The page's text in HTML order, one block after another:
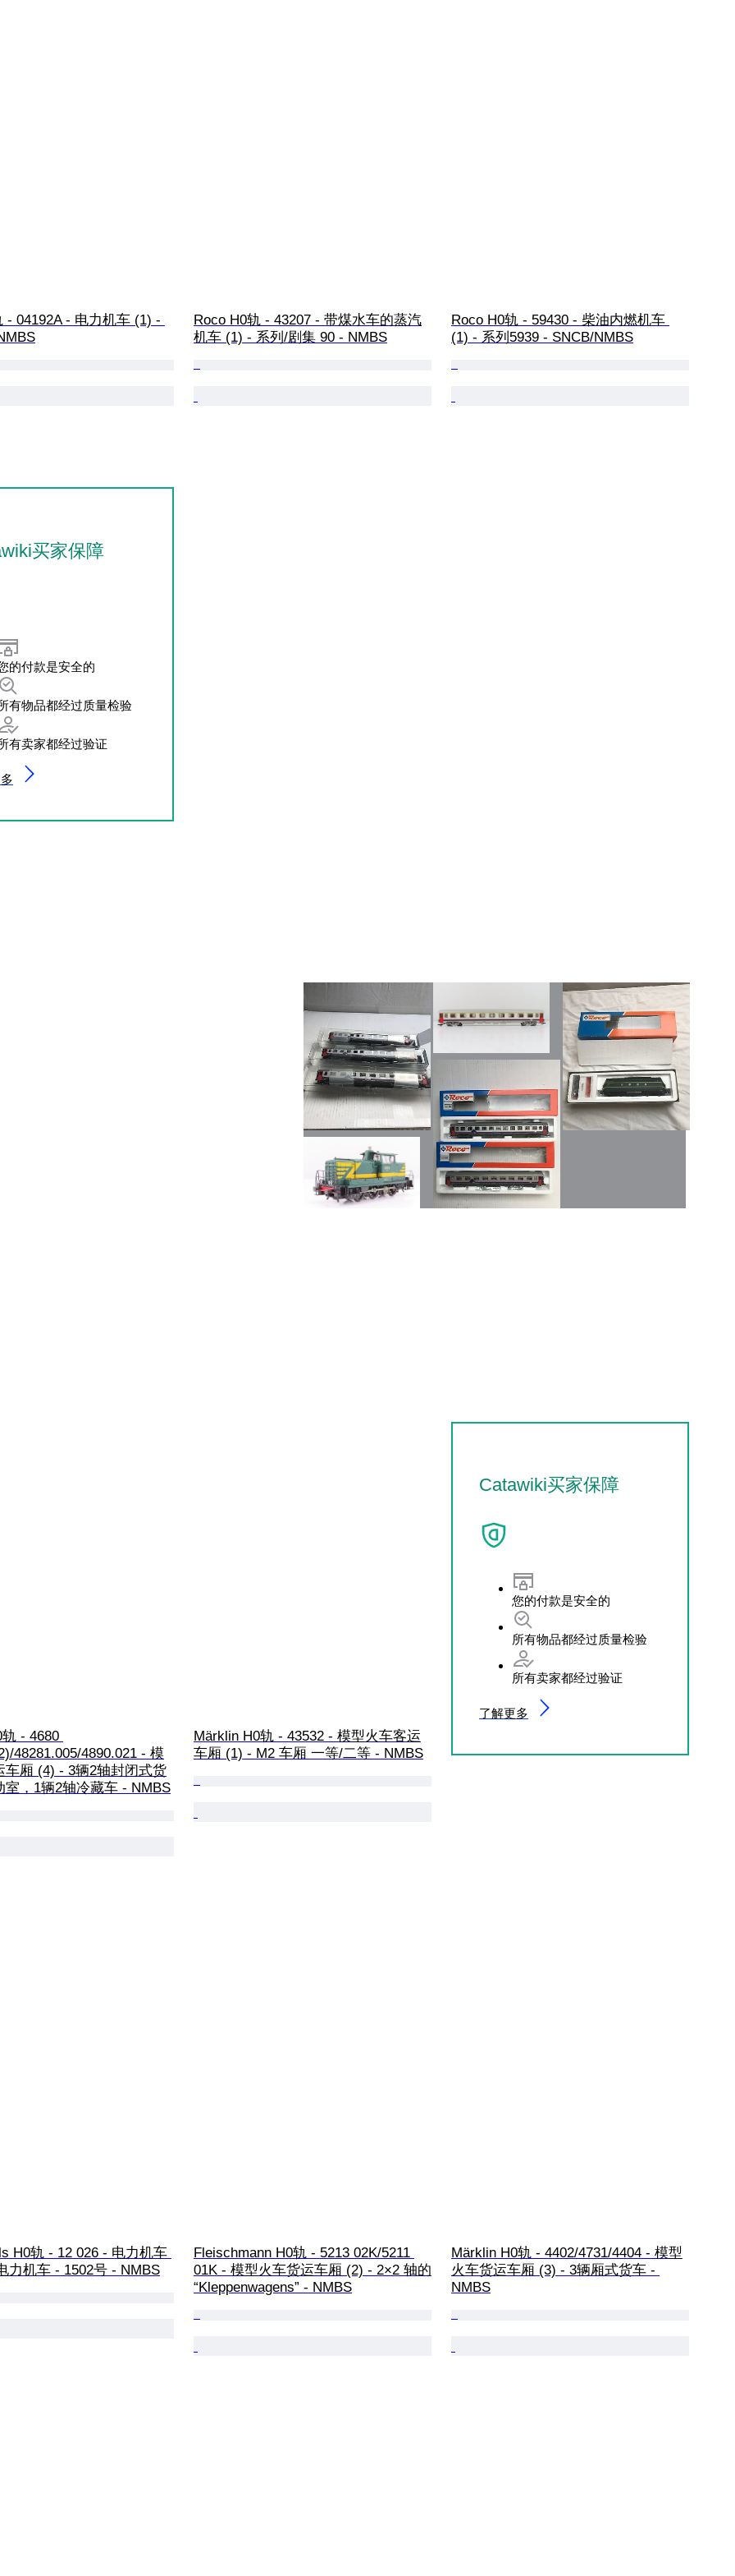
- 04192A - 电力机车 (1) -
Roco H0轨 - 43207 - 带煤水车的蒸汽
机车 (1) - 系列/剧集 90 - NMBS
Roco H0轨 - 59430 - 柴油内燃机车
(1) - 系列5939 - SNCB/NMBS
买家保障
的付款是安全的
有物品都经过质量检验
有卖家都经过验证
Catawiki买家保障
您的付款是安全的
所有物品都经过质量检验
所有卖家都经过验证
了解更多
- 4680
48281.005/4890.021 - 模
车厢 (4) - 3辆2轴封闭式货
室，1辆2轴冷藏车 - NMBS
Märklin H0轨 - 43532 - 模型火车客运
车厢 (1) - M2 车厢 一等/二等 - NMBS
H0轨 - 12 026 - 电力机车
力机车 - 1502号 - NMBS
Fleischmann H0轨 - 5213 02K/5211
01K - 模型火车货运车厢 (2) - 2×2 轴的
“Kleppenwagens” - NMBS
Märklin H0轨 - 4402/4731/4404 - 模型
火车货运车厢 (3) - 3辆厢式货车 -
NMBS